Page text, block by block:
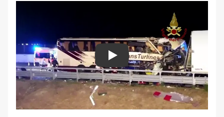
Play